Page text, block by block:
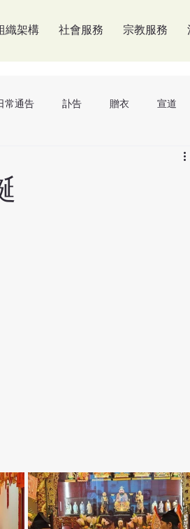
織架構 社會服務 宗教服務
常通告 訃告 贈衣 宣道